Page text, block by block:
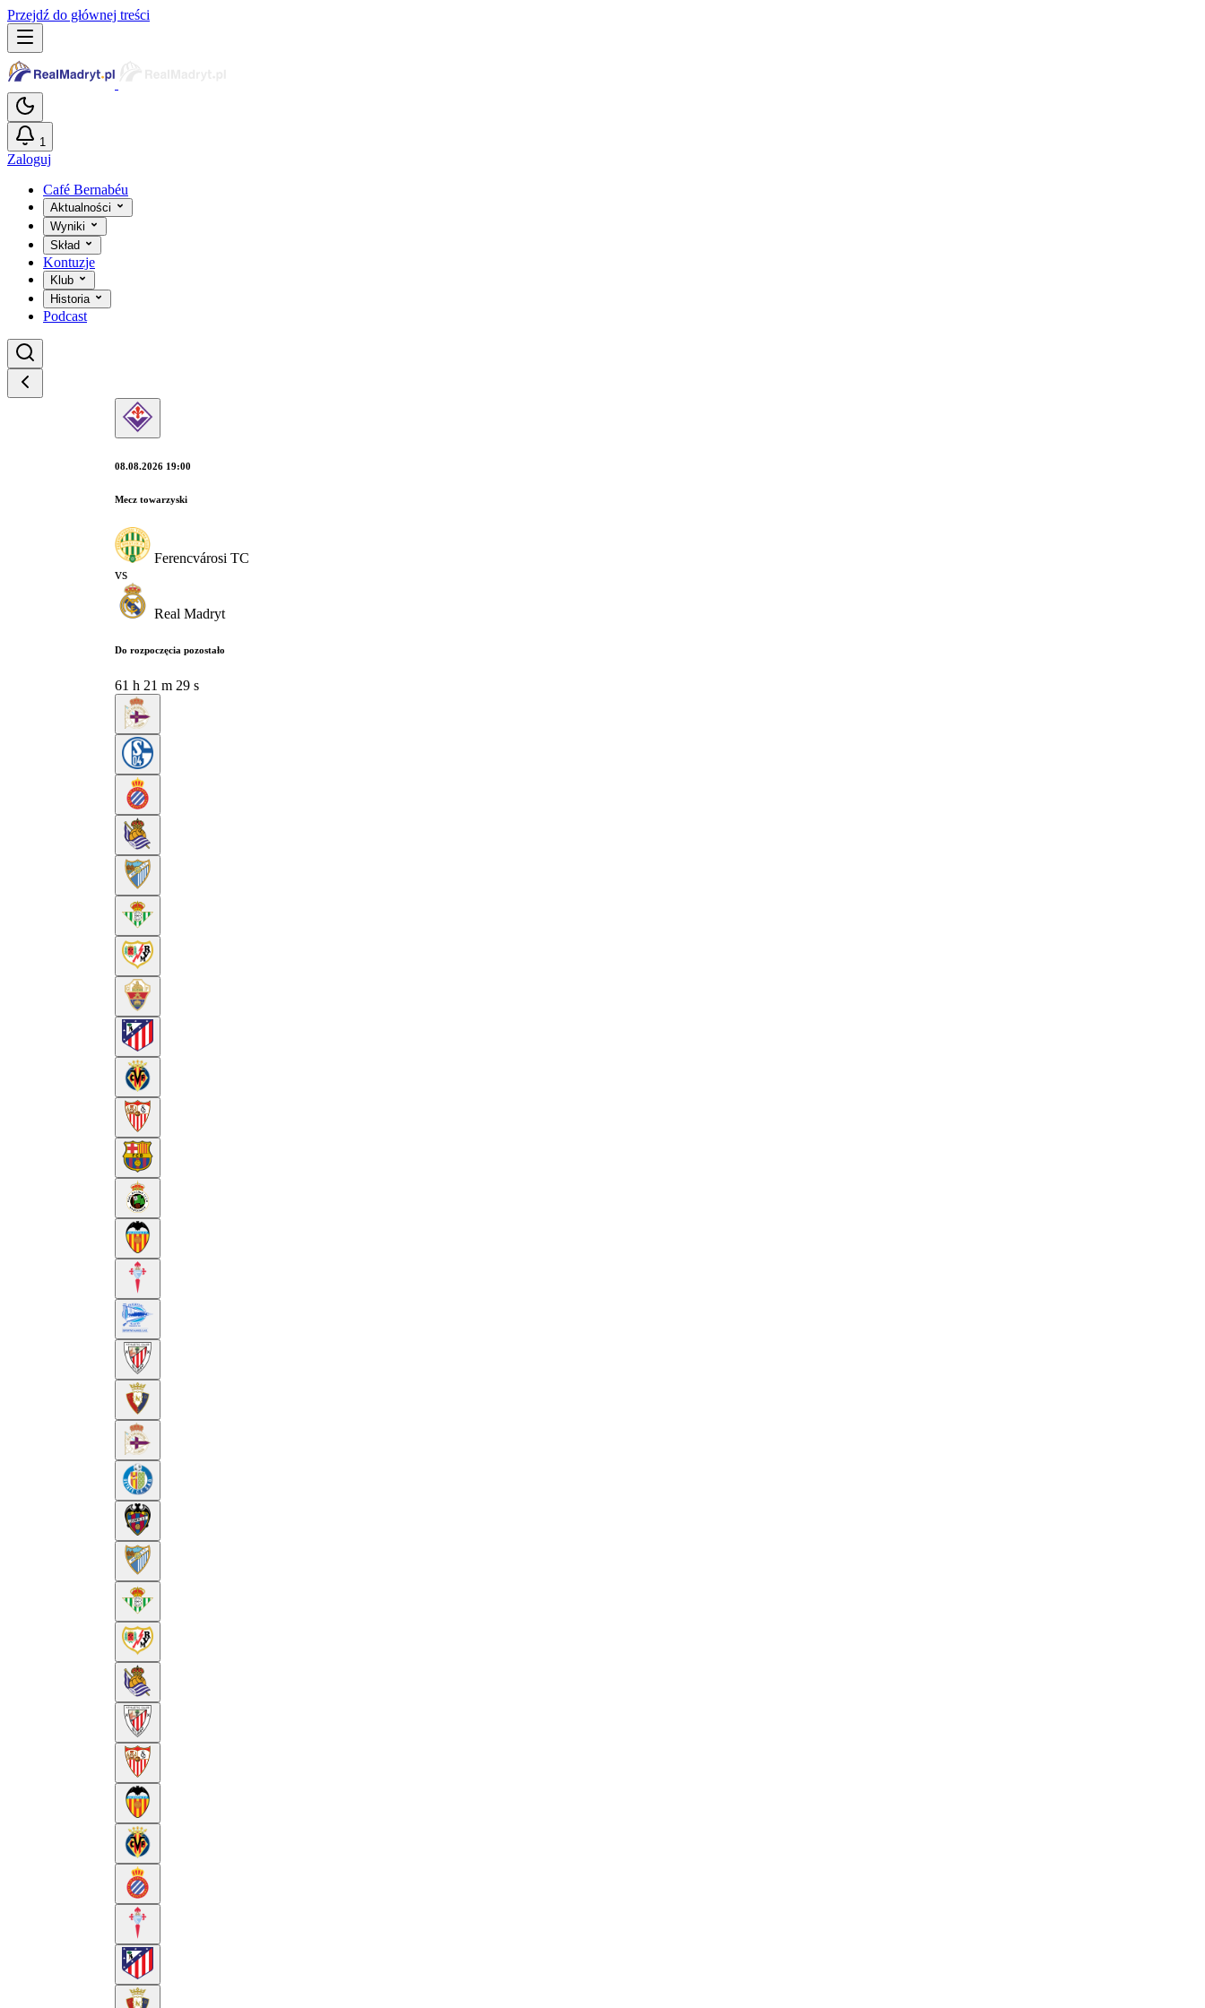
Przejdź do głównej treści
1
Zaloguj
Café Bernabéu
Aktualności
Wyniki
Skład
Kontuzje
Klub
Historia
Podcast
08.08.2026 19:00
Mecz towarzyski
Ferencvárosi TC
vs
Real Madryt
Do rozpoczęcia pozostało
61 h 21 m 28 s